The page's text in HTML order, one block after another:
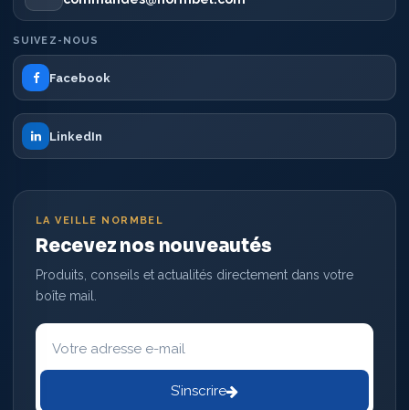
SUIVEZ-NOUS
Facebook
LinkedIn
LA VEILLE NORMBEL
Recevez nos nouveautés
Produits, conseils et actualités directement dans votre
boîte mail.
Votre
adresse
mail
S’inscrire